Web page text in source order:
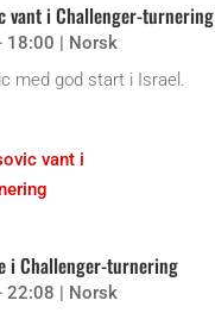
vant i Challenger-turnering
18:00 | Norsk
med god start i Israel.
i Challenger-turnering
22:08 | Norsk